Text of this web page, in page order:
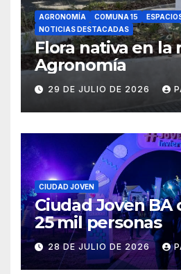
AGRONOMÍA COMUNA 15
NOTICIAS DESTACADAS
Flora nativa en la
Agronomía
29 DE JULIO DE 2026
CIUDAD JOVEN
Ciudad Joven BA
25 mil personas
28 DE JULIO DE 2026